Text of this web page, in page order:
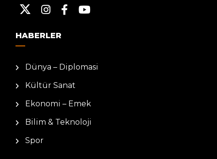
HABERLER
Dünya – Diplomasi
Kültür Sanat
Ekonomi – Emek
Bilim & Teknoloji
Spor